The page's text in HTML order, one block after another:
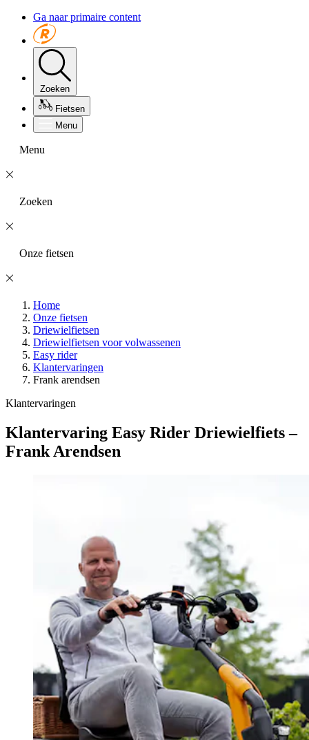
Ga naar primaire content
Zoeken
Fietsen
Menu
Menu
Zoeken
Onze fietsen
Home
Onze fietsen
Driewielfietsen
Driewielfietsen voor volwassenen
Easy rider
Klantervaringen
Frank arendsen
Klantervaringen
Klantervaring Easy Rider Driewielfiets –
Frank Arendsen